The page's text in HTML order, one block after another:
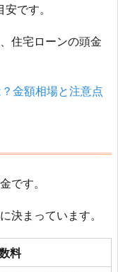
です。
住宅ローンの頭金
金額相場と注意点
です。
決まっています。
料